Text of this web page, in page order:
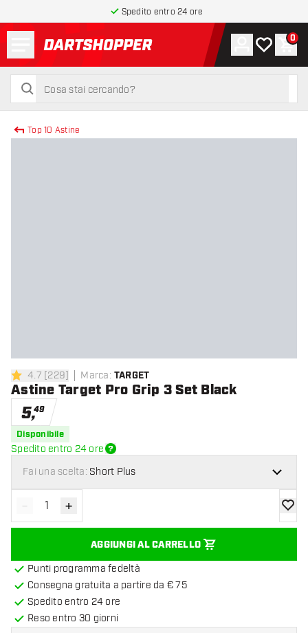
Spedito entro 24 ore
torna alla home page
cerca
cerca
Account
La mia0
Top 10 Astine
4.7 stelle di valutazione
4.7 [229] Marca: TARGET
Astine Target Pro Grip 3 Set Black
5,49
Disponibile
Spedito entro 24 ore
Fai una scelta: Short Plus
Diminuisci quantità
- Aumenta quantità
+
AGGIUNGI AL CARRELLO
Punti programma fedeltà
Consegna gratuita a partire da € 75
Spedito entro 24 ore
Reso entro 30 giorni